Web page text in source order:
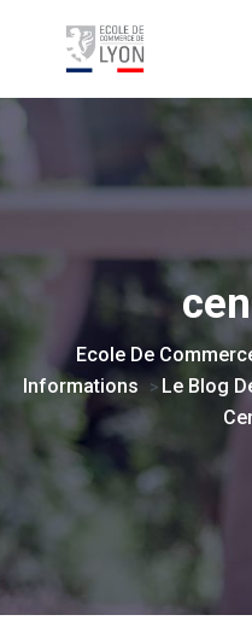
Ecole De
Informations > Le Blog